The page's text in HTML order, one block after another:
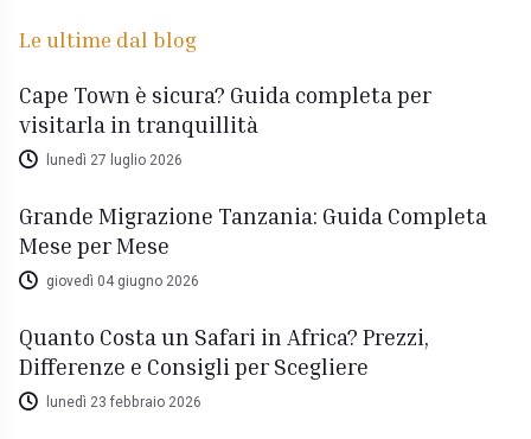
Le ultime dal blog
Cape Town è sicura? Guida completa per
visitarla in tranquillità
lunedì 27 luglio 2026
Grande Migrazione Tanzania: Guida Completa
Mese per Mese
giovedì 04 giugno 2026
Quanto Costa un Safari in Africa? Prezzi,
Differenze e Consigli per Scegliere
lunedì 23 febbraio 2026